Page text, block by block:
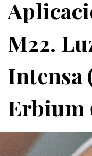
M22.
Intensa
Erbium